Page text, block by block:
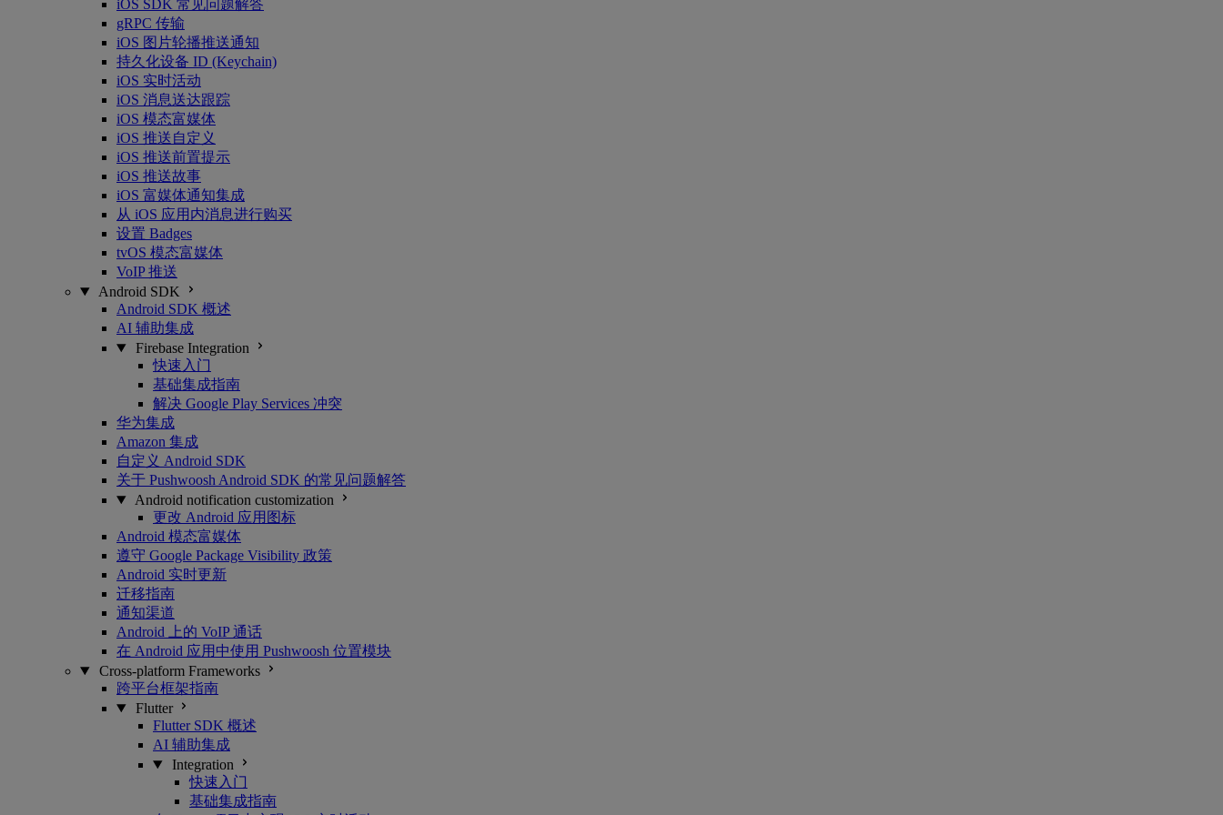
iOS SDK 常见问题解答
gRPC 传输
iOS 图片轮播推送通知
持久化设备 ID (Keychain)
iOS 实时活动
iOS 消息送达跟踪
iOS 模态富媒体
iOS 推送自定义
iOS 推送前置提示
iOS 推送故事
iOS 富媒体通知集成
从 iOS 应用内消息进行购买
设置 Badges
tvOS 模态富媒体
VoIP 推送
Android SDK
Android SDK 概述
AI 辅助集成
Firebase Integration
快速入门
基础集成指南
解决 Google Play Services 冲突
华为集成
Amazon 集成
自定义 Android SDK
关于 Pushwoosh Android SDK 的常见问题解答
Android notification customization
更改 Android 应用图标
Android 模态富媒体
遵守 Google Package Visibility 政策
Android 实时更新
迁移指南
通知渠道
Android 上的 VoIP 通话
在 Android 应用中使用 Pushwoosh 位置模块
Cross-platform Frameworks
跨平台框架指南
Flutter
Flutter SDK 概述
AI 辅助集成
Integration
快速入门
基础集成指南